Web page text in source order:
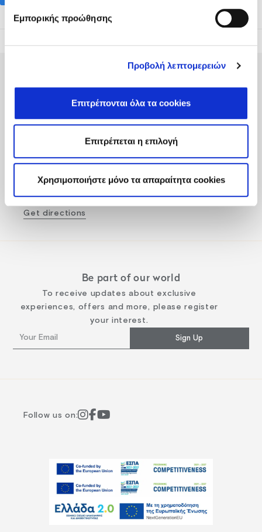
Εμπορικής προώθησης
Προβολή λεπτομερειών
Επιτρέπονται όλα τα cookies
Επιτρέπεται η επιλογή
Χρησιμοποιήστε μόνο τα απαραίτητα cookies
Heraklion 71500 Crete, Greece
Email:fodele@fodelebeach.gr
Get directions
Be part of our world
To receive updates about exclusive
experiences, offers and more, please register
your interest.
Sign Up
Follow us on: